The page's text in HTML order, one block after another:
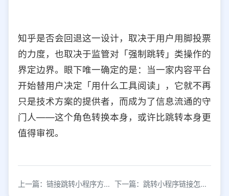
知乎是否会回退这一设计，取决于用户用脚投票
的力度，也取决于监管对「强制跳转」类操作的
界定边界。眼下唯一确定的是：当一家内容平台
开始替用户决定「用什么工具阅读」，它就不再
只是技术方案的提供者，而成为了信息流通的守
门人——这个角色转换本身，或许比跳转本身更
值得审视。
上一篇：链接跳转小程序方法详解：3步实现外部引流 下一篇：跳转小程序链接怎么生成与使用